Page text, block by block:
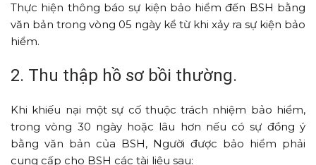
Thực hiện thông báo sự kiện bảo hiểm đến BSH bằng
văn bản trong vòng 05 ngày kể từ khi xảy ra sự kiện bảo
hiểm.
2. Thu thập hồ sơ bồi thường.
Khi khiếu nại một sự cố thuộc trách nhiệm bảo hiểm,
trong vòng 30 ngày hoặc lâu hơn nếu có sự đồng ý
bằng văn bản của BSH, Người được bảo hiểm phải
cung cấp cho BSH các tài liệu sau: